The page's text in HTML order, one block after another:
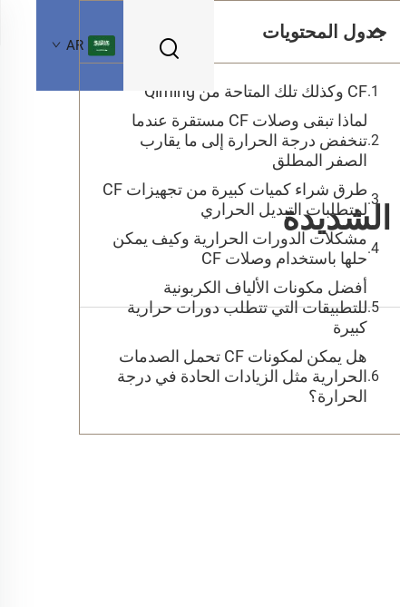
AR
جدول المحتويات
CF وكذلك تلك المتاحة من Qiming
لماذا تبقى وصلات CF مستقرة عندما
تنخفض درجة الحرارة إلى ما يقارب
الصفر المطلق
طرق شراء كميات كبيرة من تجهيزات CF
لمتطلبات التبديل الحراري
مشكلات الدورات الحرارية وكيف يمكن
حلها باستخدام وصلات CF
أفضل مكونات الألياف الكربونية
للتطبيقات التي تتطلب دورات حرارية
كبيرة
هل يمكن لمكونات CF تحمل الصدمات
الحرارية مثل الزيادات الحادة في درجة
الحرارة؟